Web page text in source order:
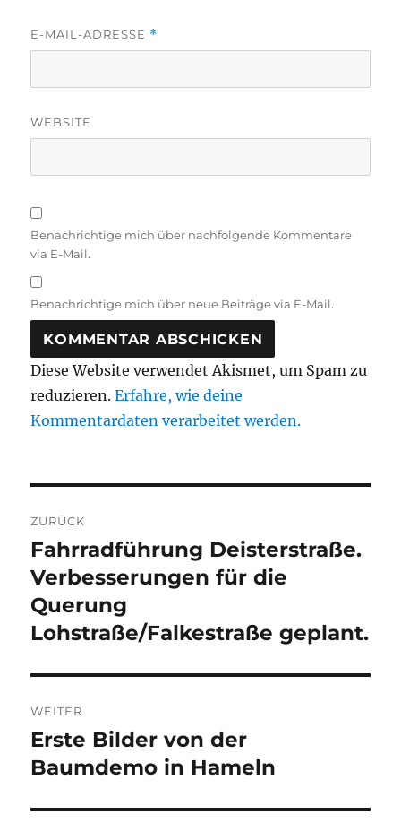
E-MAIL-ADRESSE *
WEBSITE
Benachrichtige mich über nachfolgende Kommentare
via E-Mail.
Benachrichtige mich über neue Beiträge via E-Mail.
Diese Website verwendet Akismet, um Spam zu
reduzieren.Erfahre, wie deine
Kommentardaten verarbeitet werden.
ZURÜCK
Vorheriger
Beitrag:
Fahrradführung Deisterstraße.
Verbesserungen für die
Querung
Lohstraße/Falkestraße geplant.
WEITER
Nächster
Beitrag:
Erste Bilder von der
Baumdemo in Hameln